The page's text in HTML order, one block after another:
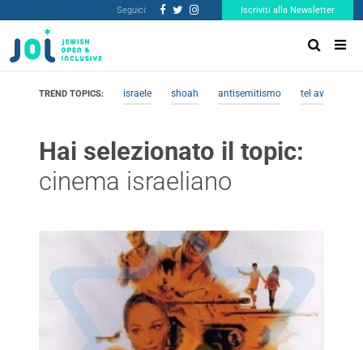
Seguici: Iscriviti alla Newsletter
TREND TOPICS: israele shoah antisemitismo tel aviv
Hai selezionato il topic:
cinema israeliano